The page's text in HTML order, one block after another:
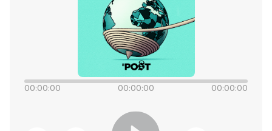
Altrecose
Mondiali calcio 2026
PODCAST
00:00:00 00:00:00 00:00:00